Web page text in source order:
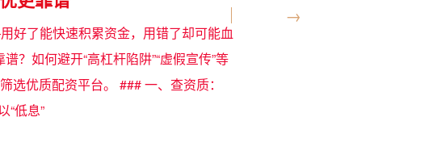
好了能快速积累资金，用错了却可能血
？如何避开“高杠杆陷阱”“虚假宣传”等
优质配资平台。 ### 一、查资质：
“低息”